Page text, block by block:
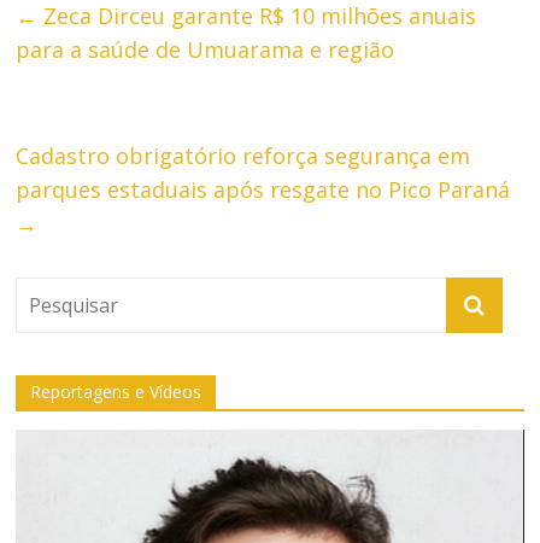
← Zeca Dirceu garante R$ 10 milhões anuais
para a saúde de Umuarama e região
Cadastro obrigatório reforça segurança em
parques estaduais após resgate no Pico Paraná
→
Reportagens e Vídeos